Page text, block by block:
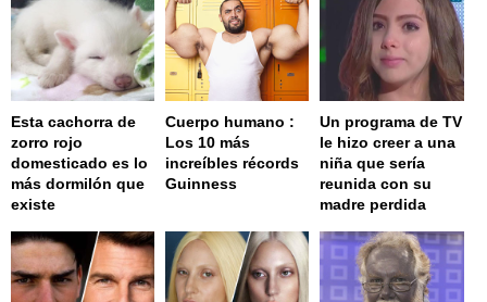
Esta cachorra de
zorro rojo
domesticado es lo
más dormilón que
existe
Cuerpo humano :
Los 10 más
increíbles récords
Guinness
Un programa de TV
le hizo creer a una
niña que sería
reunida con su
madre perdida